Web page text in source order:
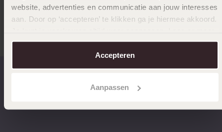
website, advertenties en communicatie aan jouw interesses
aan. Door op ‘accepteren’ te klikken ga je hiermee akkoord.
over in onscookiebeleid.
Accepteren
Aanpassen
Anderen kochten ook
14 dagen retourneren